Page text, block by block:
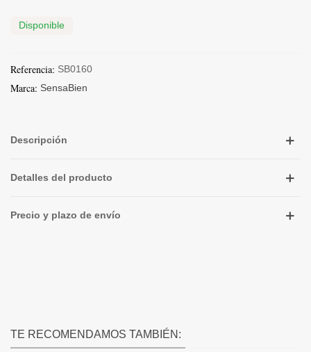
Disponible
Referencia: SB0160
Marca: SensaBien
Descripción
Detalles del producto
Precio y plazo de envío
TE RECOMENDAMOS TAMBIÉN: